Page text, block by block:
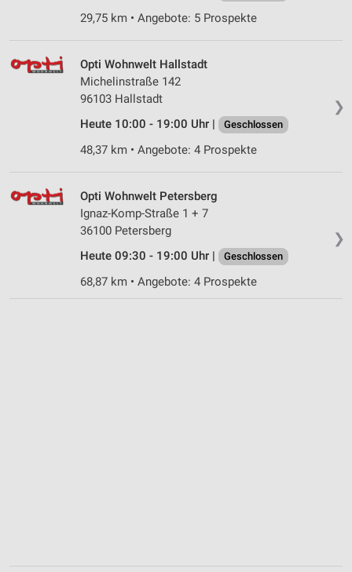
29,75 km • Angebote: 5 Prospekte
❯
Opti Wohnwelt Hallstadt
Michelinstraße 142
96103 Hallstadt
Heute 10:00 - 19:00 Uhr |
Geschlossen
48,37 km • Angebote: 4 Prospekte
❯
Opti Wohnwelt Petersberg
Ignaz-Komp-Straße 1 + 7
36100 Petersberg
Heute 09:30 - 19:00 Uhr |
Geschlossen
68,87 km • Angebote: 4 Prospekte